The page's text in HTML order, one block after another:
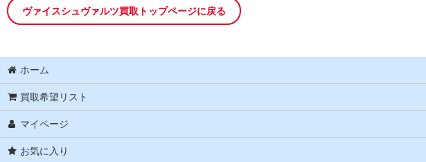
ヴァイスシュヴァルツ買取トップページに戻る
ホーム
買取希望リスト
マイページ
お気に入り